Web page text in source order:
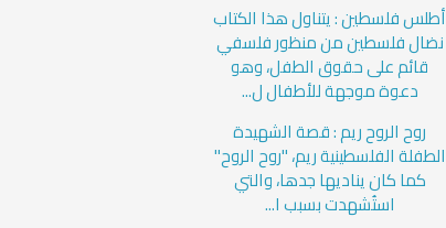
أطلس فلسطين : يتناول هذا الكتاب
نضال فلسطين من منظور فلسفي
قائم على حقوق الطفل، وهو
دعوة موجهة للأطفال ل...
روح الروح ريم : قصة الشهيدة
الطفلة الفلسطينية ريم، "روح الروح"
كما كان يناديها جدها، والتي
استُشهدت بسبب ا...